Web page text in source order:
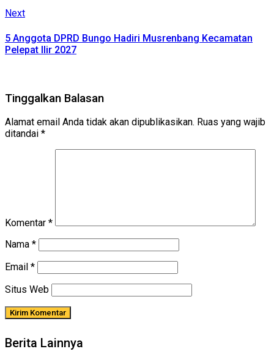
NextNext
5 Anggota DPRD Bungo Hadiri Musrenbang Kecamatan
Pelepat Ilir 2027
Tinggalkan Balasan
Alamat email Anda tidak akan dipublikasikan. Ruas yang wajib
ditandai *
Komentar *
Nama *
Email *
Situs Web
Berita Lainnya